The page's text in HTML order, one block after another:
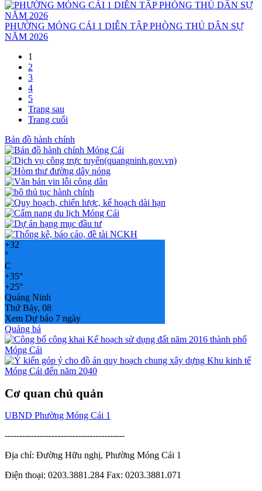
PHƯỜNG MÓNG CÁI 1 DIỄN TẬP PHÒNG THỦ DÂN SỰ
NĂM 2026
1
2
3
4
5
Trang sau
Trang cuối
Bản đồ hành chính
+32
°
C
+35°
+25°
Quảng Ninh
Thứ Bảy, 08
Xem Dự báo 7 ngày
Quảng bá
Cơ quan chủ quản
UBND Phường Móng Cái 1
-----------------------------------------
Địa chỉ: Đường Hữu nghị, Phường Móng Cái 1
Điện thoại: 0203.3881.284 Fax: 0203.3881.071